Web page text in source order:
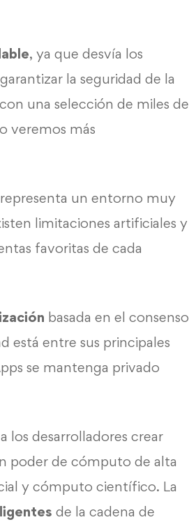
, ya que desvía los
la seguridad de la
una selección de miles de
veremos más
un entorno muy
limitaciones artificiales y
favoritas de cada
basada en el consenso
está entre sus principales
se mantenga privado
desarrolladores crear
poder de cómputo de alta
y cómputo científico. La
de la cadena de